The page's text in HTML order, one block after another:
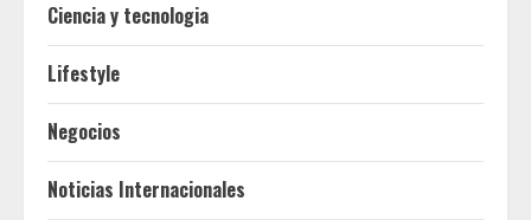
Ciencia y tecnologia
Lifestyle
Negocios
Noticias Internacionales